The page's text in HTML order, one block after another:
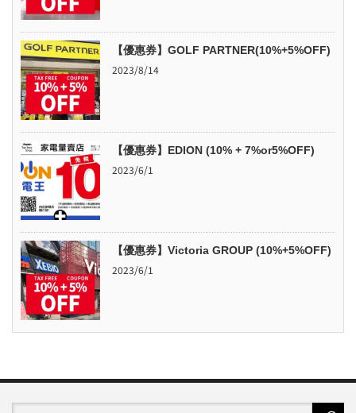
【優惠券】GOLF PARTNER(10%+5%OFF)
2023/8/14
【優惠券】EDION (10% + 7%or5%OFF)
2023/6/1
【優惠券】Victoria GROUP (10%+5%OFF)
2023/6/1